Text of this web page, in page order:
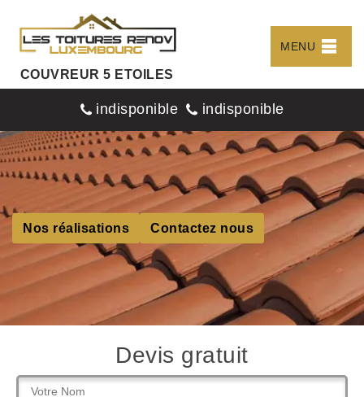
COUVREUR 5 ETOILES
MENU
indisponible indisponible
Nos réalisations Contactez nous
Devis gratuit